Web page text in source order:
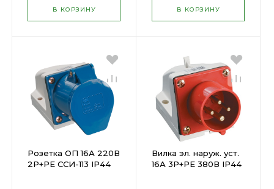
В КОРЗИНУ В КОРЗИНУ
Розетка ОП 16А 220В
2P+PЕ ССИ-113 IP44
Вилка эл. наруж. уст.
16А 3P+PЕ 380В IP44